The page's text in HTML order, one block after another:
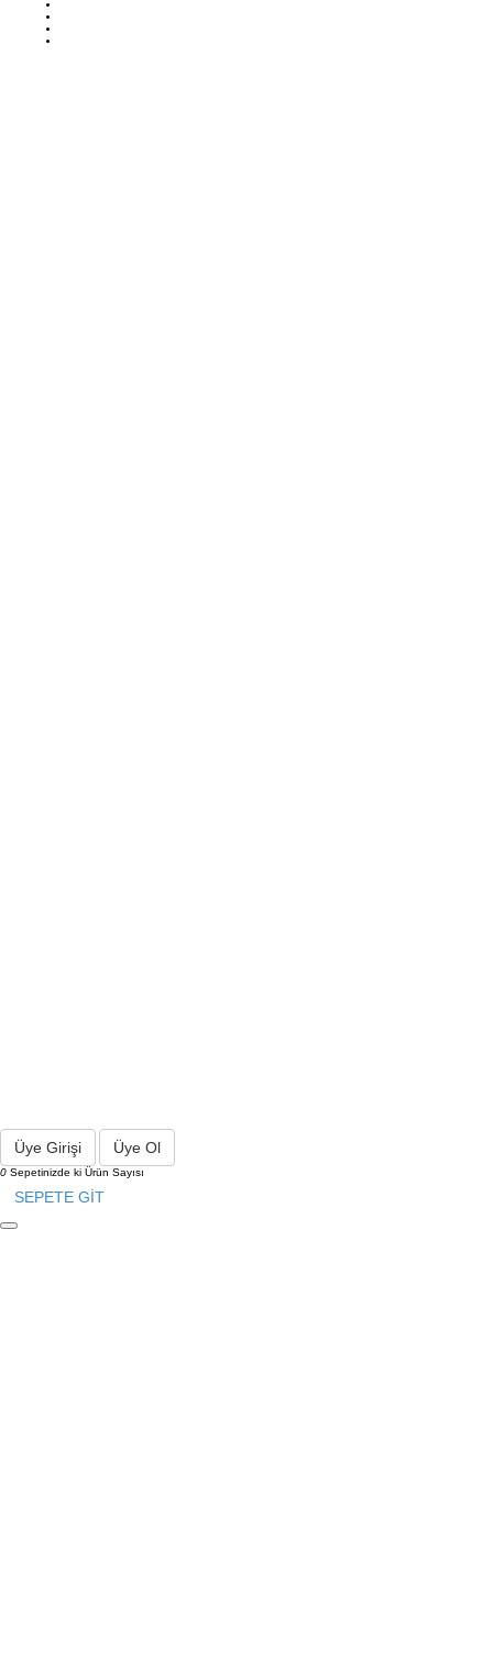
Üye Girişi Üye Ol
0 Sepetinizde ki Ürün Sayısı
SEPETE GİT